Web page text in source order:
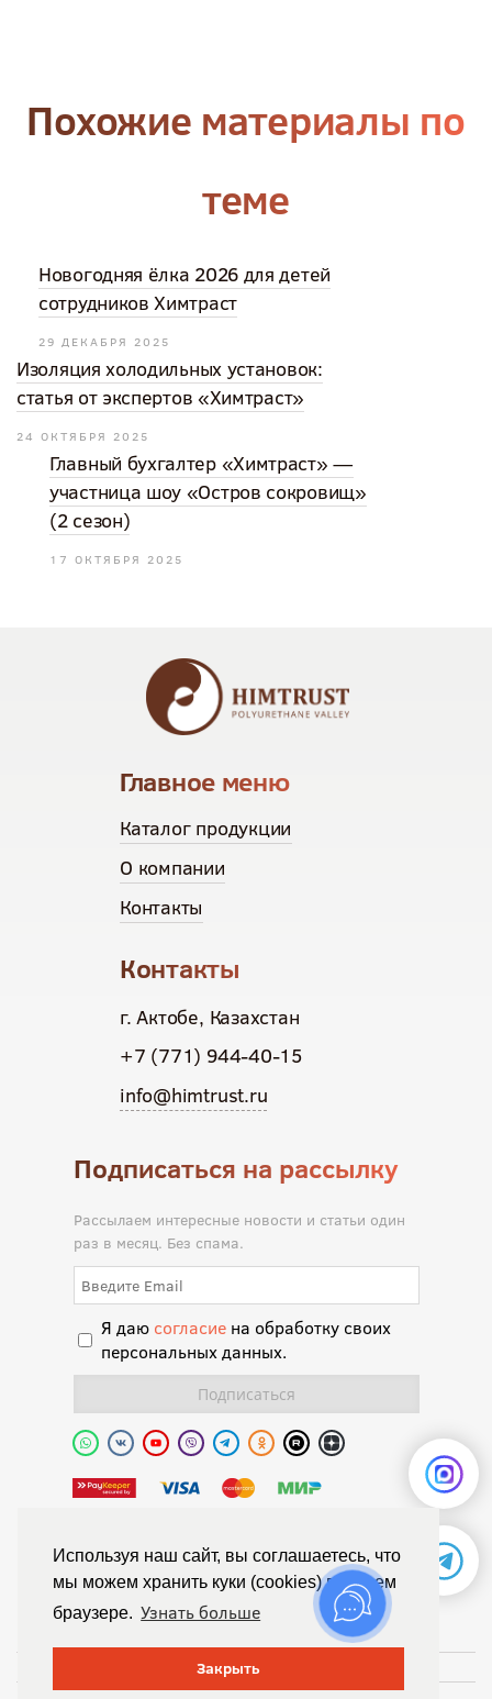
Используя наш сайт, вы соглашаетесь, что
мы можем хранить куки (cookies) в вашем
браузере. Узнать больше
Закрыть
Похожие материалы по
теме
Новогодняя ёлка 2026 для детей
сотрудников Химтраст
29 ДЕКАБРЯ 2025
Изоляция холодильных установок:
статья от экспертов «Химтраст»
24 ОКТЯБРЯ 2025
Главный бухгалтер «Химтраст» —
участница шоу «Остров сокровищ»
(2 сезон)
17 ОКТЯБРЯ 2025
Главное меню
Каталог продукции
О компании
Контакты
Контакты
г. Актобе, Казахстан
+7 (771) 944-40-15
info@himtrust.ru
Подписаться на рассылку
Рассылаем интересные новости и статьи один
раз в месяц. Без спама.
Я даю согласиена обработку своих
персональных данных.
Полиуретановая долина.
© Химтраст,
Политика конфиденциальности
Положение об обработке персональных данных
Публичная оферта